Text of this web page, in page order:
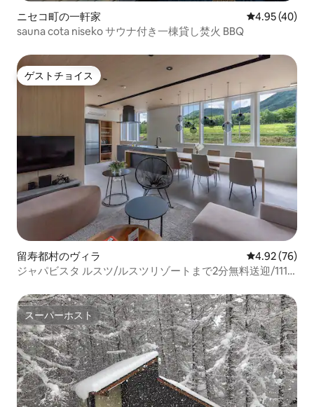
ニセコ町の一軒家 レビュー40
4.95 (40)
sauna cota niseko サウナ付き一棟貸し焚火 BBQ
ゲストチョイス
ゲストチョイス
留寿都村のヴィラ レビュー76
4.92 (76)
ジャパビスタ ルスツ/ルスツリゾートまで2分無料送迎/111
スーパーホスト
スーパーホスト